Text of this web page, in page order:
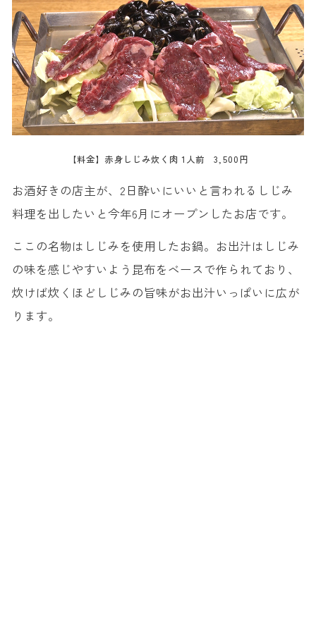
【料金】赤身しじみ炊く肉 1人前 3,500円
お酒好きの店主が、2日酔いにいいと言われるしじみ
料理を出したいと今年6月にオープンしたお店です。
ここの名物はしじみを使用したお鍋。お出汁はしじみ
の味を感じやすいよう昆布をベースで作られており、
炊けば炊くほどしじみの旨味がお出汁いっぱいに広が
ります。